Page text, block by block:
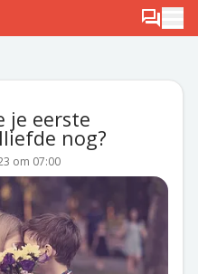
Berichten
aan
je eerste
nog?
om 07:00